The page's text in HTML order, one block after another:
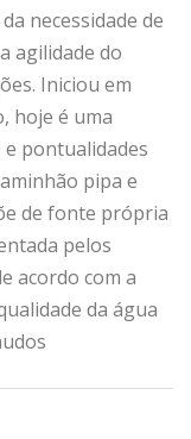
necessidade de
agilidade do
Iniciou em
hoje é uma
pontualidades
pipa e
de fonte própria
pelos
acordo com a
da água